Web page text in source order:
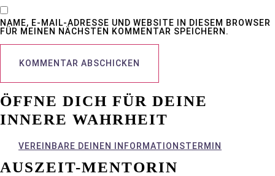
NAME, E-MAIL-ADRESSE UND WEBSITE IN DIESEM BROWSER
FÜR MEINEN NÄCHSTEN KOMMENTAR SPEICHERN.
ÖFFNE DICH FÜR DEINE
INNERE WAHRHEIT
VEREINBARE DEINEN INFORMATIONSTERMIN
AUSZEIT-MENTORIN